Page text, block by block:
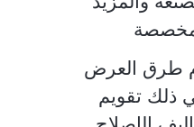
طرق العرض
ذلك تقويم